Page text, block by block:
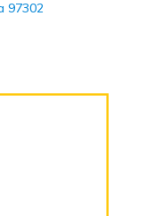
97302